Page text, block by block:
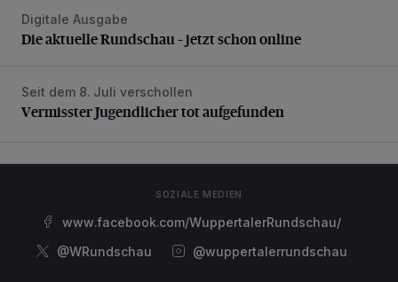
Die aktuelle Rundschau – jetzt schon online
Digitale Ausgabe
Die aktuelle Rundschau – jetzt schon online
Vermisster Jugendlicher tot aufgefunden
Seit dem 8. Juli verschollen
Vermisster Jugendlicher tot aufgefunden
SOZIALE MEDIEN
www.facebook.com/WuppertalerRundschau/
@WRundschau
@wuppertalerrundschau